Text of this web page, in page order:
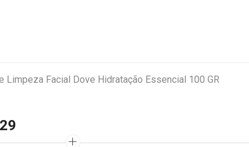
Limpeza Facial Dove Hidratação Essencial 100 GR